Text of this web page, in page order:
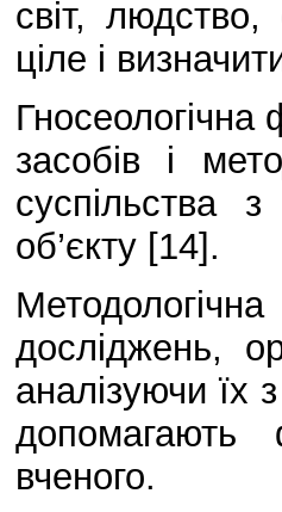
світ, людство,
ціле і
Гносеологічна
засобів і
суспільства
об’єкту [14].
досліджень,
аналізуючи їх
допомагають
вченого.